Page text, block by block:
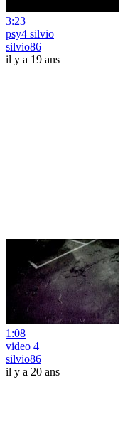
3:23
psy4 silvio
silvio86
il y a 19 ans
1:08
video 4
silvio86
il y a 20 ans